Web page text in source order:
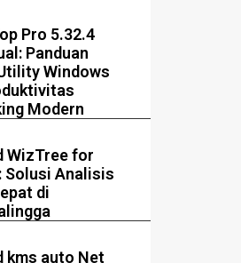
Pro 5.32.4
Panduan
Windows
Modern
WizTree for
Solusi Analisis
di
kms auto Net